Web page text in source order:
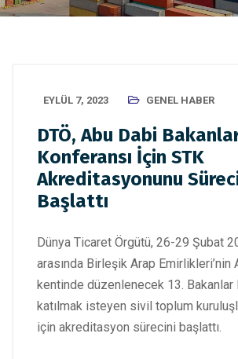
EYLÜL 7, 2023 GENEL HABER
DTÖ, Abu Dabi
Konferansı İçin STK
Akreditasyonunu
Başlattı
Dünya Ticaret Örgütü, 26-29 Şubat
arasında Birleşik Arap Emirlikleri’nin
kentinde düzenlenecek 13. Bakanlar
katılmak isteyen sivil toplum
için akreditasyon sürecini başlattı.